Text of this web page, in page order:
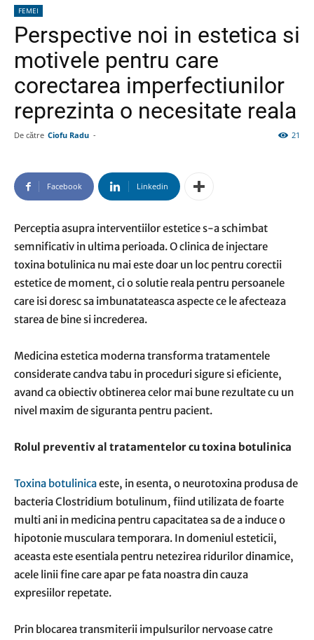
FEMEI
Perspective noi in estetica si
motivele pentru care
corectarea imperfectiunilor
reprezinta o necesitate reala
De către Ciofu Radu - 21
Facebook Linkedin
Perceptia asupra interventiilor estetice s-a schimbat
semnificativ in ultima perioada. O clinica de injectare
toxina botulinica nu mai este doar un loc pentru corectii
estetice de moment, ci o solutie reala pentru persoanele
care isi doresc sa imbunatateasca aspecte ce le afecteaza
starea de bine si increderea.
Medicina estetica moderna transforma tratamentele
considerate candva tabu in proceduri sigure si eficiente,
avand ca obiectiv obtinerea celor mai bune rezultate cu un
nivel maxim de siguranta pentru pacient.
Rolul preventiv al tratamentelor cu toxina botulinica
Toxina botulinicaeste, in esenta, o neurotoxina produsa de
bacteria Clostridium botulinum, fiind utilizata de foarte
multi ani in medicina pentru capacitatea sa de a induce o
hipotonie musculara temporara. In domeniul esteticii,
aceasta este esentiala pentru netezirea ridurilor dinamice,
acele linii fine care apar pe fata noastra din cauza
expresiilor repetate.
Prin blocarea transmiterii impulsurilor nervoase catre